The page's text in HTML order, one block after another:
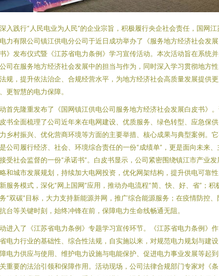
入践行“人民电业为人民”的企业宗旨，积极履行央企社会责任，国网江
力有限公司镇江供电分公司于近日成功举办了《服务地方经济社会发
》发布仪式暨《江苏省电力条例》学习宣传活动。本次活动旨在系统
司在服务地方经济社会发展中的担当与作为，同时深入学习贯彻地方
规，提升依法治企、合规经营水平，为地方经济社会高质量发展提供
更智慧的电力保障。
首先隆重发布了《国网镇江供电公司服务地方经济社会发展白皮书》
书全面梳理了公司近年来在电网建设、优质服务、绿色转型、应急保
乡村振兴、优化营商环境等方面的主要举措、核心成果与典型案例。
公司履行经济、社会、环境综合责任的一份“成绩单”，更是面向未来、
受社会监督的一份“承诺书”。白皮书显示，公司紧密围绕镇江市产业发
和城市发展规划，持续加大电网投资，优化网架结构，提升供电可靠
服务模式，深化“网上国网”应用，推动办电流程“简、快、好、省”；积
“双碳”目标，大力支持新能源并网，推广综合能源服务；在疫情防控、
台等关键时刻，始终冲锋在前，保障电力生命线畅通无阻。
进入了《江苏省电力条例》专题学习宣传环节。《江苏省电力条例》
电力行业的基础性、综合性法规，自实施以来，对规范电力规划与建
电力供应与使用、维护电力设施与电能保护、促进电力事业发展等起
重要的法治引领和保障作用。活动现场，公司法律合规部门专家对《条